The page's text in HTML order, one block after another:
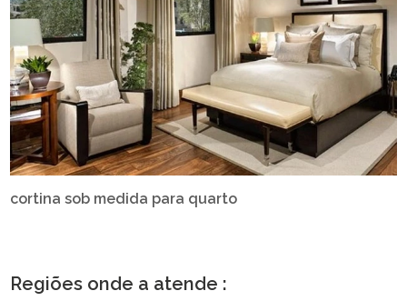
cortina sob medida para quarto
Regiões onde a atende :